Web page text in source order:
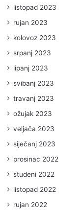
listopad 2023
rujan 2023
kolovoz 2023
srpanj 2023
lipanj 2023
svibanj 2023
travanj 2023
ožujak 2023
veljača 2023
siječanj 2023
prosinac 2022
studeni 2022
listopad 2022
rujan 2022